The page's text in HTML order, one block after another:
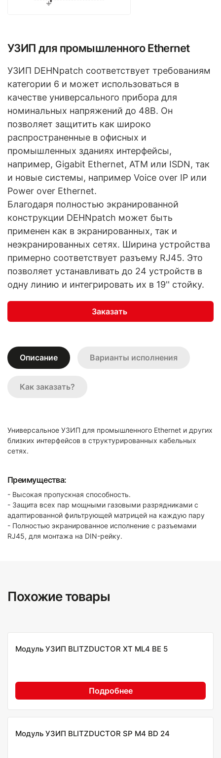
УЗИП для промышленного Ethernet
УЗИП DEHNpatch соответствует требованиям
категории 6 и может использоваться в
качестве универсального прибора для
номинальных напряжений до 48В. Он
позволяет защитить как широко
распространенные в офисных и
промышленных зданиях интерфейсы,
например, Gigabit Ethernet, ATM или ISDN, так
и новые системы, например Voice over IP или
Power over Ethernet.
Благодаря полностью экранированной
конструкции DEHNpatch может быть
применен как в экранированных, так и
неэкранированных сетях. Ширина устройства
примерно соответствует разъему RJ45. Это
позволяет устанавливать до 24 устройств в
одну линию и интегрировать их в 19'' стойку.
Заказать
Описание Варианты исполнения
Как заказать?
Универсальное УЗИП для промышленного Ethernet и других
близких интерфейсов в структурированных кабельных
сетях.
Преимущества:
- Высокая пропускная способность.
- Защита всех пар мощными газовыми разрядниками c
адаптированной фильтрующей матрицей на каждую пару
- Полностью экранированное исполнение с разъемами
RJ45, для монтажа на DIN-рейку.
Похожие товары
Модуль УЗИП BLITZDUCTOR XT ML4 BE 5
Подробнее
Модуль УЗИП BLITZDUCTOR SP M4 BD 24